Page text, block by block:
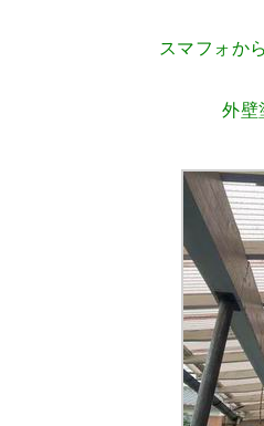
スマフォか
外壁